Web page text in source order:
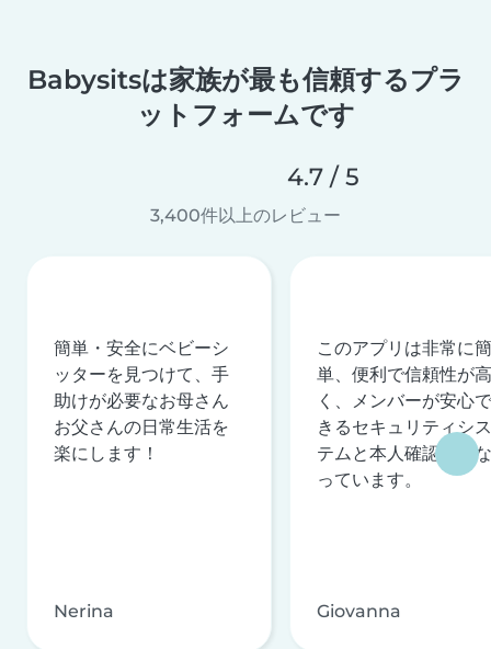
Babysitsは家族が最も信頼するプラ
ットフォームです
4.7 / 5
3,400件以上のレビュー
簡単・安全にベビーシ
ッターを見つけて、手
助けが必要なお母さん
お父さんの日常生活を
楽にします！
Nerina
このアプリは非常に簡
単、便利で信頼性が高
く、メンバーが安心で
きるセキュリティシス
テムと本人確認を行な
っています。
Giovanna